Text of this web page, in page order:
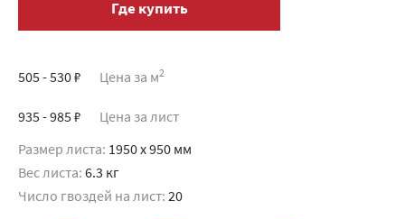
Где купить
505 - 530 ₽ Цена за м2
935 - 985 ₽ Цена за лист
Размер листа: 1950 x 950 мм
Вес листа: 6.3 кг
Число гвоздей на лист: 20